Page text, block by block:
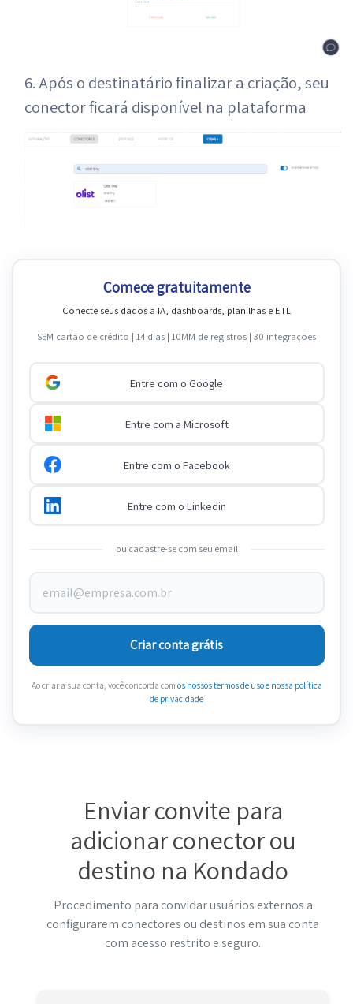
6. Após o destinatário finalizar a criação, seu
conector ficará disponível na plataforma
Comece gratuitamente
Conecte seus dados a IA, dashboards, planilhas e ETL
SEM cartão de crédito | 14 dias | 10MM de registros | 30 integrações
Entre com o Google
Entre com a Microsoft
Entre com o Facebook
Entre com o Linkedin
ou cadastre-se com seu email
Criar conta grátis
Ao criar a sua conta, você concorda com os nossos termos de usoe nossa política
de privacidade
Enviar convite para
adicionar conector ou
destino na Kondado
Procedimento para convidar usuários externos a
configurarem conectores ou destinos em sua conta
com acesso restrito e seguro.